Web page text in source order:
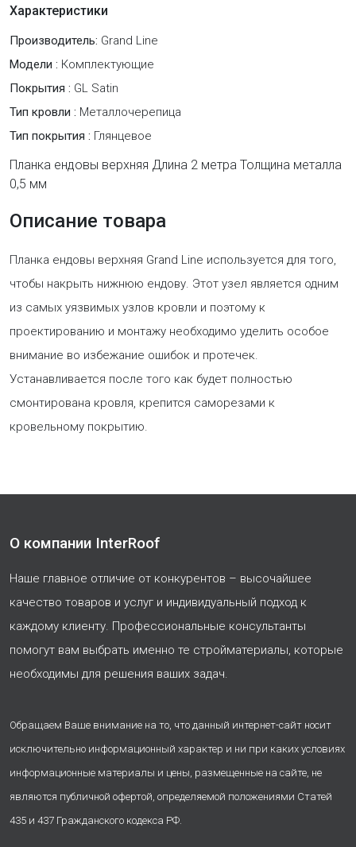
Характеристики
Производитель: Grand Line
Модели : Комплектующие
Покрытия : GL Satin
Тип кровли : Металлочерепица
Тип покрытия : Глянцевое
Планка ендовы верхняя Длина 2 метра Толщина металла
0,5 мм
Описание товара
Планка ендовы верхняя Grand Line используется для того,
чтобы накрыть нижнюю ендову. Этот узел является одним
из самых уязвимых узлов кровли и поэтому к
проектированию и монтажу необходимо уделить особое
внимание во избежание ошибок и протечек.
Устанавливается после того как будет полностью
смонтирована кровля, крепится саморезами к
кровельному покрытию.
О компании InterRoof
Наше главное отличие от конкурентов – высочайшее
качество товаров и услуг и индивидуальный подход к
каждому клиенту. Профессиональные консультанты
помогут вам выбрать именно те стройматериалы, которые
необходимы для решения ваших задач.
Обращаем Ваше внимание на то, что данный интернет-сайт носит
исключительно информационный характер и ни при каких условиях
информационные материалы и цены, размещенные на сайте, не
являются публичной офертой, определяемой положениями Статей
435 и 437 Гражданского кодекса РФ.